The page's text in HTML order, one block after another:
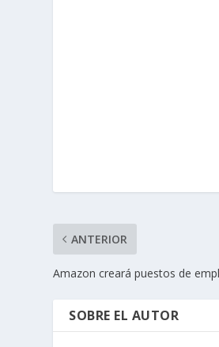
ANTERIOR
Amazon creará puestos de
SOBRE EL AUTOR